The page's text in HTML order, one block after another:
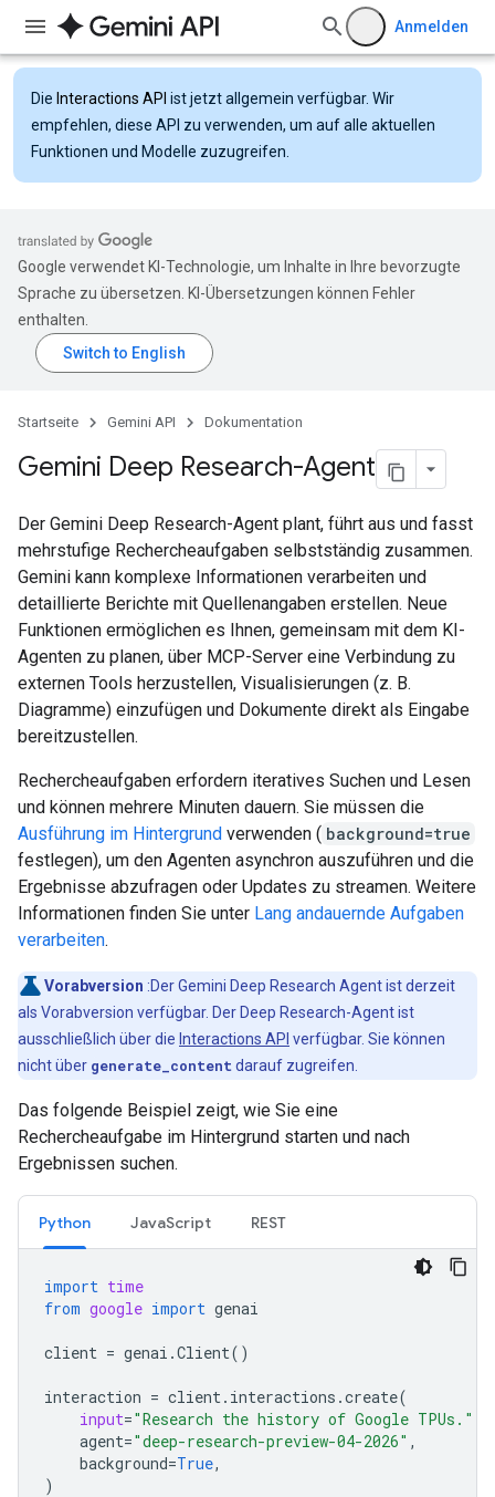
Anmelden
Die Interactions API ist jetzt allgemein verfügbar. Wir
empfehlen, diese API zu verwenden, um auf alle aktuellen
Funktionen und Modelle zuzugreifen.
Google verwendet KI-Technologie, um Inhalte in Ihre bevorzugte
Sprache zu übersetzen. KI-Übersetzungen können Fehler
enthalten.
Startseite Gemini API Dokumentation
Gemini Deep Research-Agent
Der Gemini Deep Research-Agent plant, führt aus und fasst
mehrstufige Rechercheaufgaben selbstständig zusammen.
Gemini kann komplexe Informationen verarbeiten und
detaillierte Berichte mit Quellenangaben erstellen. Neue
Funktionen ermöglichen es Ihnen, gemeinsam mit dem KI-
Agenten zu planen, über MCP-Server eine Verbindung zu
externen Tools herzustellen, Visualisierungen (z. B.
Diagramme) einzufügen und Dokumente direkt als Eingabe
bereitzustellen.
Rechercheaufgaben erfordern iteratives Suchen und Lesen
und können mehrere Minuten dauern. Sie müssen die
Ausführung im Hintergrund verwenden ( background=true
festlegen), um den Agenten asynchron auszuführen und die
Ergebnisse abzufragen oder Updates zu streamen. Weitere
Informationen finden Sie unter Lang andauernde Aufgaben
verarbeiten.
Vorabversion :Der Gemini Deep Research Agent ist derzeit
als Vorabversion verfügbar. Der Deep Research-Agent ist
ausschließlich über die Interactions API verfügbar. Sie können
nicht über generate_content darauf zugreifen.
Das folgende Beispiel zeigt, wie Sie eine
Rechercheaufgabe im Hintergrund starten und nach
Ergebnissen suchen.
Python JavaScript REST
import time
from google import genai
client = genai .Client()
interaction = client. interactions .create(
input="Research the history of Google TPUs."
agent="deep-research-preview-04-2026" ,
background=True,
)